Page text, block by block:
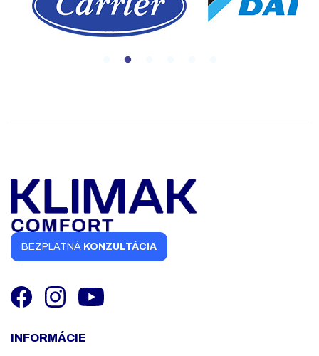
BEZPLATNÁ KONZULTÁCIA
INFORMÁCIE